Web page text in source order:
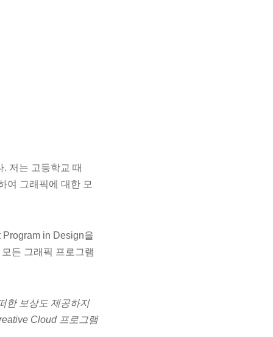
저는 고등학교 때
여 그래픽에 대한 모
in Design을
든 그래픽 프로그램
한 보상도 제공하지
Cloud 프로그램